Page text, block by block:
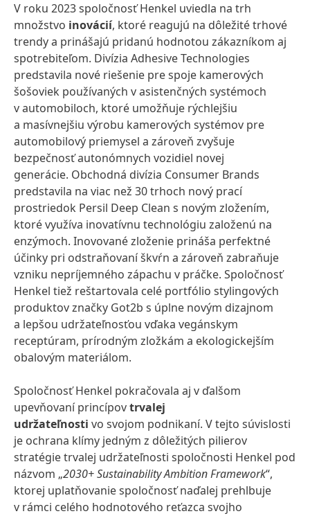
V roku 2023 spoločnosť Henkel uviedla na trh
množstvo inovácií, ktoré reagujú na dôležité trhové
trendy a prinášajú pridanú hodnotou zákazníkom aj
spotrebiteľom. Divízia Adhesive Technologies
predstavila nové riešenie pre spoje kamerových
šošoviek používaných v asistenčných systémoch
v automobiloch, ktoré umožňuje rýchlejšiu
a masívnejšiu výrobu kamerových systémov pre
automobilový priemysel a zároveň zvyšuje
bezpečnosť autonómnych vozidiel novej
generácie. Obchodná divízia Consumer Brands
predstavila na viac než 30 trhoch nový prací
prostriedok Persil Deep Clean s novým zložením,
ktoré využíva inovatívnu technológiu založenú na
enzýmoch. Inovované zloženie prináša perfektné
účinky pri odstraňovaní škvŕn a zároveň zabraňuje
vzniku nepríjemného zápachu v práčke. Spoločnosť
Henkel tiež reštartovala celé portfólio stylingových
produktov značky Got2b s úplne novým dizajnom
a lepšou udržateľnosťou vďaka vegánskym
receptúram, prírodným zložkám a ekologickejším
obalovým materiálom.
Spoločnosť Henkel pokračovala aj v ďalšom
upevňovaní princípovtrvalej
udržateľnosti vo svojom podnikaní. V tejto súvislosti
je ochrana klímy jedným z dôležitých pilierov
stratégie trvalej udržateľnosti spoločnosti Henkel pod
názvom „2030+ Sustainability Ambition Framework“,
ktorej uplatňovanie spoločnosť naďalej prehlbuje
v rámci celého hodnotového reťazca svojho